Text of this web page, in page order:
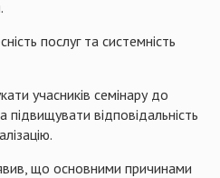
послуг та системність
учасників семінару до
відповідальність
що основними причинами